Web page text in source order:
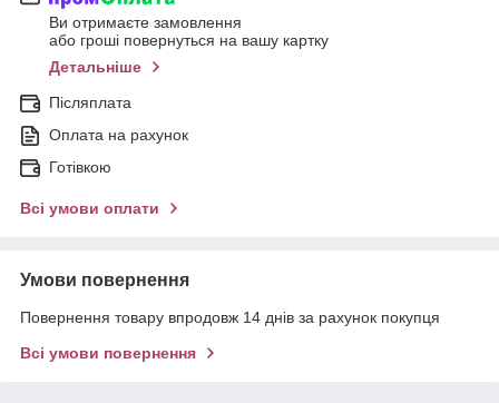
Ви отримаєте замовлення
або гроші повернуться на вашу картку
Детальніше
Післяплата
Оплата на рахунок
Готівкою
Всі умови оплати
Умови повернення
Повернення товару впродовж 14 днів за рахунок покупця
Всі умови повернення